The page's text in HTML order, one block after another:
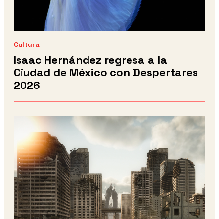
Cultura
Isaac Hernández regresa a la
Ciudad de México con Despertares
2026